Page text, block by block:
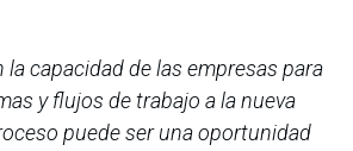
la capacidad de las empresas para
y flujos de trabajo a la nueva
puede ser una oportunidad